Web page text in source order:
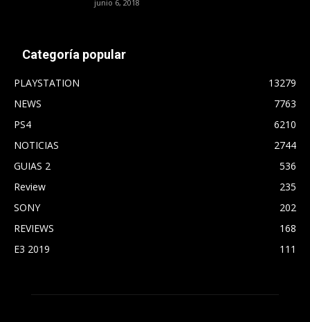
junio 6, 2018
Categoría popular
PLAYSTATION
13279
NEWS
7763
PS4
6210
NOTICIAS
2744
GUIAS 2
536
Review
235
SONY
202
REVIEWS
168
E3 2019
111